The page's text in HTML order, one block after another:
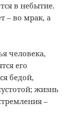
в небытие.
– во мрак, а
человека,
его
бедой,
жизнь
–